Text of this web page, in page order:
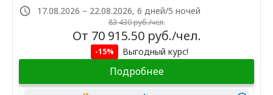
17.08.2026 – 22.08.2026, 6 дней/5 ночей
83 430 руб./чел.
От 70 915.50 руб./чел.
-15% Выгодный курс!
Подробнее